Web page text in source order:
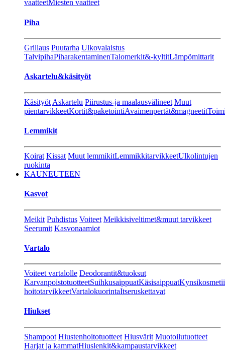
vaatteetMiesten vaatteet
Piha
Grillaus Puutarha Ulkovalaistus
TalvipihaPiharakentaminenTalomerkit&-kyltitLämpömittarit
Askartelu&käsityöt
Käsityöt Askartelu Piirustus-ja maalausvälineet Muut
pientarvikkeetKortit&paketointiAvaimenpertät&magneetit
Lemmikit
Koirat Kissat Muut lemmikitLemmikkitarvikkeetUlkolintujen
ruokinta
KAUNEUTEEN
Kasvot
Meikit Puhdistus Voiteet Meikkisiveltimet&muut tarvikkeet
Seerumit Kasvonaamiot
Vartalo
Voiteet vartalolle Deodorantit&tuoksut
KarvanpoistotuotteetSuihkusaippuatKäsisaippuat
hoitotarvikkeetVartalokuorintaItseruskettavat
Hiukset
Shampoot Hiustenhoitotuotteet Hiusvärit Muotoilutuotteet
Harjat ja kammatHiuslenkit&kampaustarvikkeet